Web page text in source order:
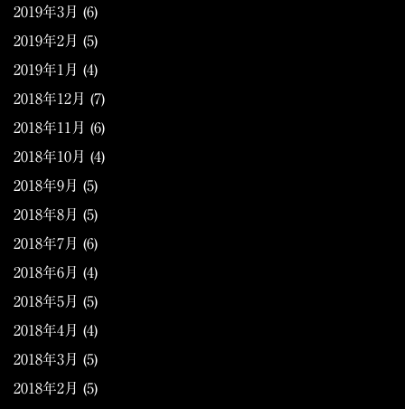
2019年3月 (6)
2019年2月 (5)
2019年1月 (4)
2018年12月 (7)
2018年11月 (6)
2018年10月 (4)
2018年9月 (5)
2018年8月 (5)
2018年7月 (6)
2018年6月 (4)
2018年5月 (5)
2018年4月 (4)
2018年3月 (5)
2018年2月 (5)